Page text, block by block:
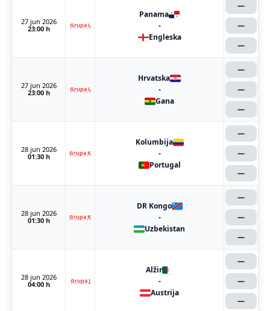
27 jun 2026
23:00 h
Grupa L
Panama
-
Engleska
—
—
—
27 jun 2026
23:00 h
Grupa L
Hrvatska
-
Gana
—
—
—
28 jun 2026
01:30 h
Grupa K
Kolumbija
-
Portugal
—
—
—
28 jun 2026
01:30 h
Grupa K
DR Kongo
-
Uzbekistan
—
—
—
28 jun 2026
04:00 h
Grupa J
Alžir
-
Austrija
—
—
—